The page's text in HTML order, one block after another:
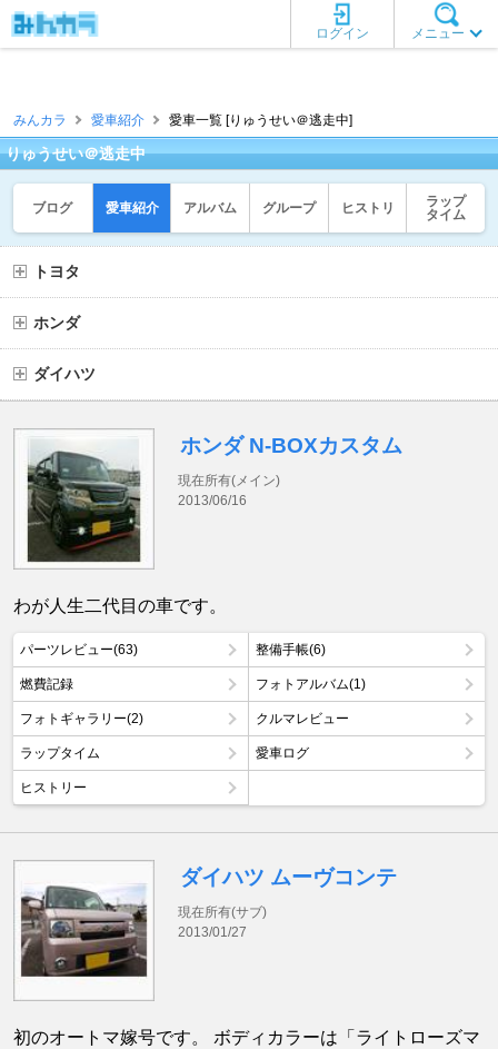
メニュー
ログイン
みんカラ 愛車紹介 愛車一覧 [りゅうせい＠逃走中]
りゅうせい＠逃走中
ブログ 愛車紹介 アルバム グループ ヒストリ
ラップ
タイム
トヨタ
ホンダ
ダイハツ
ホンダ N-BOXカスタム
現在所有(メイン)
2013/06/16
わが人生二代目の車です。
パーツレビュー(63) 整備手帳(6)
燃費記録 フォトアルバム(1)
フォトギャラリー(2) クルマレビュー
ラップタイム 愛車ログ
ヒストリー
ダイハツ ムーヴコンテ
現在所有(サブ)
2013/01/27
初のオートマ嫁号です。 ボディカラーは「ライトローズマ